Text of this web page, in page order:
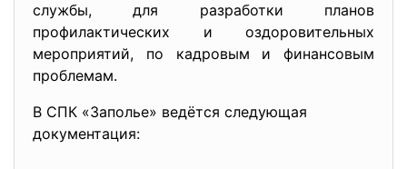
службы, для разработки планов
профилактических и оздоровительных
мероприятий, по кадровым и финансовым
проблемам.
В СПК «Заполье» ведётся следующая
документация: